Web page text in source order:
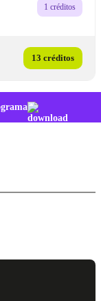
1 créditos
13 créditos